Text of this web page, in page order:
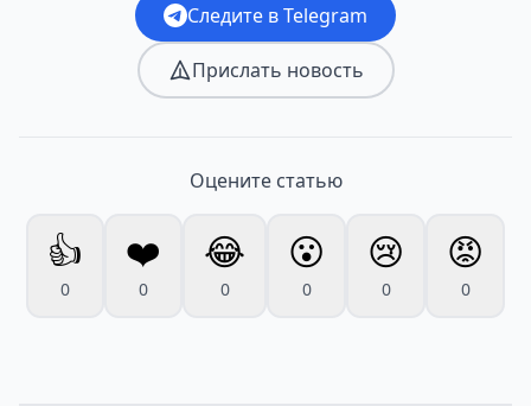
Следите в Telegram
Прислать новость
Оцените статью
👍
0
❤️
0
😂
0
😮
0
😢
0
😡
0